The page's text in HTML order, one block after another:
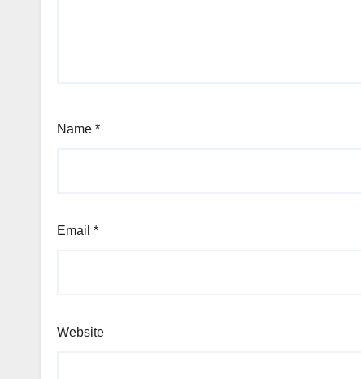
Name *
Email *
Website